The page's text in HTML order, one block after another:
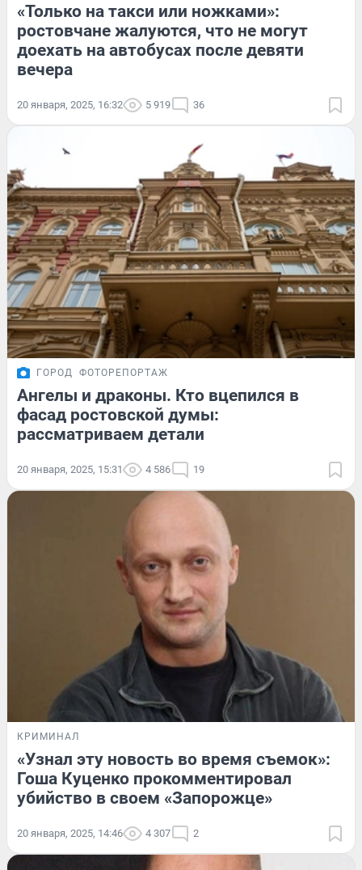
«Только на такси или ножками»:
ростовчане жалуются, что не могут
доехать на автобусах после девяти
вечера
20 января, 2025, 16:32 5 919 36
ГОРОД ФОТОРЕПОРТАЖ
Ангелы и драконы. Кто вцепился в
фасад ростовской думы:
рассматриваем детали
20 января, 2025, 15:31 4 586 19
КРИМИНАЛ
«Узнал эту новость во время съемок»:
Гоша Куценко прокомментировал
убийство в своем «Запорожце»
20 января, 2025, 14:46 4 307 2